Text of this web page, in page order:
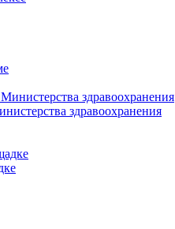
здравоохранения